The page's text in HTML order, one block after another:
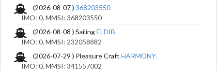
(2026-08-07 ) 368203550
IMO: 0, MMSI: 368203550
(2026-08-08 ) SailingELDIB
IMO: 0, MMSI: 232058882
(2026-07-29 ) Pleasure Craft HARMONY.
IMO: 0, MMSI: 341557002